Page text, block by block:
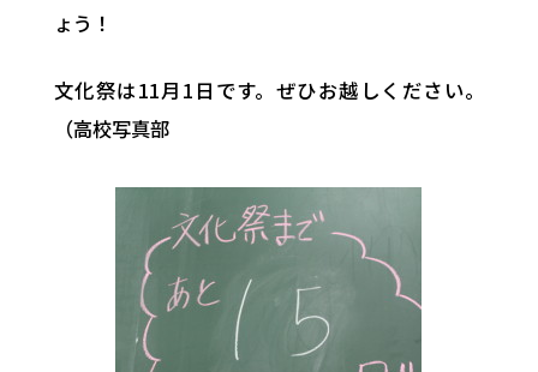
ょう！
文化祭は11月1日です。ぜひお越しください。
（高校写真部